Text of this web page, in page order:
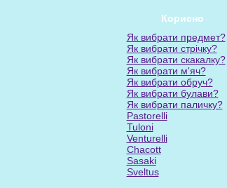
Корисно
Як вибрати предмет?
Як вибрати стрічку?
Як вибрати скакалку?
Як вибрати м'яч?
Як вибрати обруч?
Як вибрати булави?
Як вибрати паличку?
Pastorelli
Tuloni
Venturelli
Chacott
Sasaki
Sveltus